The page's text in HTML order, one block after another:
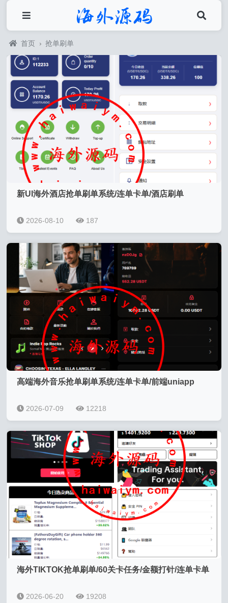
首页 › 抢单刷单
新UI海外酒店抢单刷单系统/连单卡单/酒店刷单
2026-08-10 187
高端海外音乐抢单刷单系统/连单卡单/前端uniapp
2026-07-09 12218
海外TIKTOK抢单刷单/60关卡任务/金额打针/连单卡单
2026-06-20 19208